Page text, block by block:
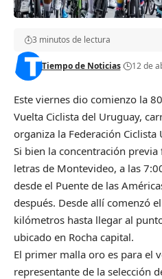
Tiempo de Noticias 12 de
3 minutos de lectura
Este viernes dio comienzo la
Vuelta Ciclista del Uruguay,
organiza la Federación Ciclista
Si bien la concentración
letras de Montevideo, a las
desde el Puente de las
después. Desde allí comenzó
kilómetros hasta llegar al
ubicado en Rocha capital.
El primer malla oro es para el
representante de la selección